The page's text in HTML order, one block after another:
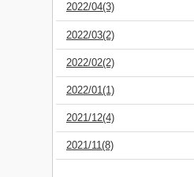
2022/04(3)
2022/03(2)
2022/02(2)
2022/01(1)
2021/12(4)
2021/11(8)